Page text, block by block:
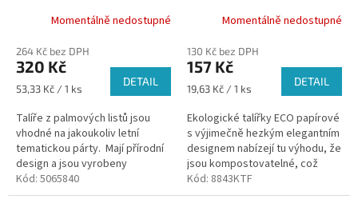
Momentálně nedostupné
264 Kč bez DPH
320 Kč
Měrná
53,33 Kč / 1 ks
DETAIL
Talíře z palmových listů jsou
vhodné na jakoukoliv letní
tematickou párty. Mají přírodní
design a jsou vyrobeny
z biologicky rozložitelných
palmových listů, tudíž...
Kód: 5065840
Momentálně nedostupné
130 Kč bez DPH
157 Kč
Měrná
19,63 Kč / 1 ks
DETAIL
Ekologické talířky ECO papírové
s výjimečně hezkým elegantním
designem nabízejí tu výhodu, že
jsou kompostovatelné, což
odpovídá úplnému 100%
rozkladu.
Kód: 8843KTF